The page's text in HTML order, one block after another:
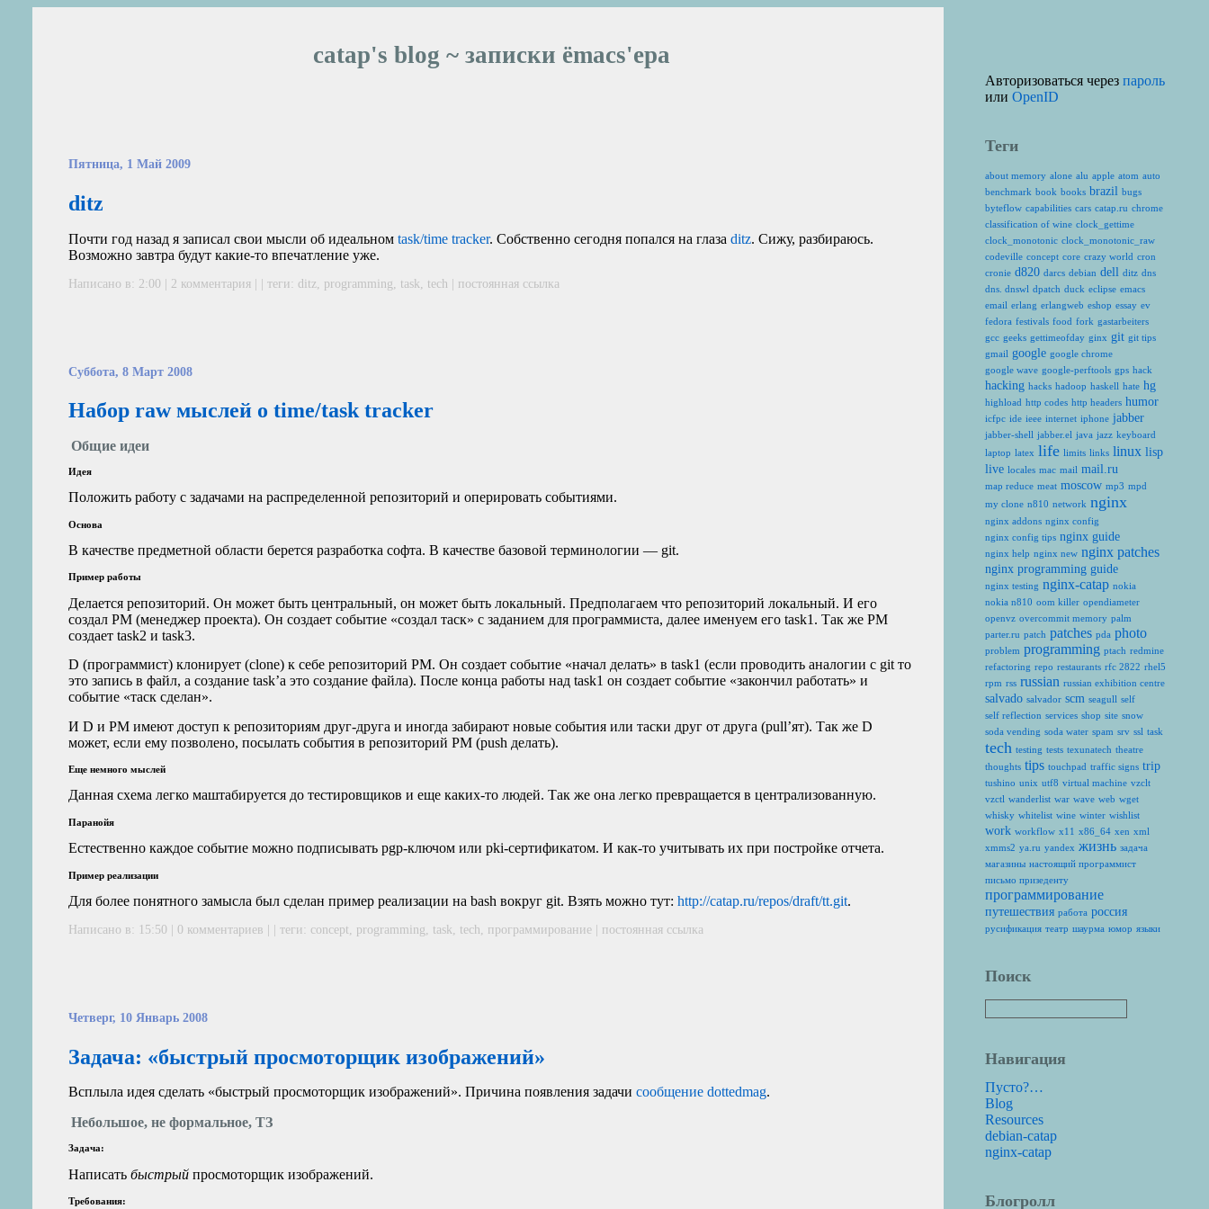
catap's blog ~ записки ёmacs'ера
Пятница, 1 Май 2009
ditz
Почти год назад я записал свои мысли об идеальномtask/time tracker. Собственно сегодня попался на глазаditz. Сижу, разбираюсь.
Возможно завтра будут какие-то впечатление уже.
Написано в: 2:00 | 2 комментария | | теги: ditz programming task tech | постоянная ссылка
Суббота, 8 Март 2008
Набор raw мыслей о time/task tracker
Общие идеи
Идея
Положить работу с задачами на распределенной репозиторий и оперировать событиями.
Основа
В качестве предметной области берется разработка софта. В качестве базовой терминологии — git.
Пример работы
Делается репозиторий. Он может быть центральный, он может быть локальный. Предполагаем что репозиторий локальный. И его
создалPM (менеджер проекта). Он создает событие «создал таск» с заданием для программиста, далее именуем его task1. Так жеPM
создает task2 и task3.
D (программист) клонирует (clone) к себе репозиторийPM. Он создает событие «начал делать» в task1 (если проводить аналогии с git то
это запись в файл, а создание task’а это создание файла). После конца работы над task1 он создает событие «закончил работать» и
событие «таск сделан».
И D иPM имеют доступ к репозиториям друг‑друга и иногда забирают новые события или таски друг от друга (pull’ят). Так же D
может, если ему позволено, посылать события в репозиторийPM (push делать).
Еще немного мыслей
Данная схема легко маштабируется до тестировщиков и еще каких-то людей. Так же она легко превращается в централизованную.
Паранойя
Естественно каждое событие можно подписывать pgp-ключом или pki-сертификатом. И как‑то учитывать их при постройке отчета.
Пример реализации
Для более понятного замысла был сделан пример реализации на bash вокруг git. Взять можно тут:http://catap.ru/repos/draft/tt.git.
Написано в: 15:50 | 0 комментариев | | теги: concept, programming, task, tech, программирование | постоянная ссылка
Четверг, 10 Январь 2008
Задача: «быстрый просмоторщик изображений»
Всплыла идея сделать «быстрый просмоторщик изображений». Причина появления задачисообщение dottedmag.
Небольшое, не формальное, ТЗ
Задача:
Написатьбыстрый просмоторщик изображений.
Требования:
Авторизоваться черезпароль
илиOpenID
Теги
about memory alone alu apple atom auto
benchmark book books brazil bugs
byteflow capabilities cars catap.ru chrome
classification of wine clock_gettime
clock_monotonic clock_monotonic_raw
codeville concept core crazy world cron
cronie d820 darcs debian dell ditz dns
dns. dnswl dpatch duck eclipse emacs
email erlang erlangweb eshop essay ev
fedora festivals food fork gastarbeiters
gcc geeks gettimeofday ginx git git tips
gmail google google chrome
google wave google-perftools gps hack
hacking hacks hadoop haskell hate hg
highload http codes http headers humor
icfpc ide ieee internet iphone jabber
jabber-shell jabber.el java jazz keyboard
laptop latex life limits links linux lisp
live locales mac mail mail.ru
map reduce meat moscow mp3 mpd
my clone n810 network nginx
nginx addons nginx config
nginx config tips nginx guide
nginx help nginx new nginx patches
nginx programming guide
nginx testing nginx-catap nokia
nokia n810 oom killer opendiameter
openvz overcommit memory palm
parter.ru patch patches pda photo
problem programming ptach redmine
refactoring repo restaurants rfc 2822 rhel5
rpm rss russian russian exhibition centre
salvado salvador scm seagull self
self reflection services shop site snow
soda vending soda water spam srv ssl task
tech testing tests texunatech theatre
thoughts tips touchpad traffic signs trip
tushino unix utf8 virtual machine vzclt
vzctl wanderlist war wave web wget
whisky whitelist wine winter wishlist
work workflow x11 x86_64 xen xml
xmms2 ya.ru yandex жизнь задача
магазины настоящий программист
письмо призеденту
программирование
путешествия работа россия
русификация театр шаурма юмор языки
Поиск
Навигация
Пусто?…
Blog
Resources
debian-catap
nginx-catap
Блогролл